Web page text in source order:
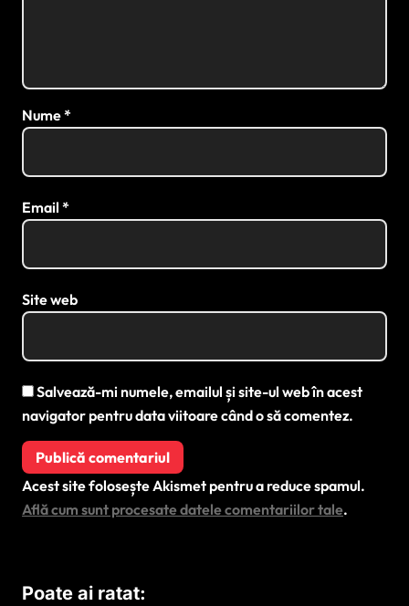
Nume*
Email *
Site web
Salvează-mi numele, emailul și site-ul web în acest
navigator pentru data viitoare când o să comentez.
Acest site folosește Akismet pentru a reduce spamul.
Află cum sunt procesate datele comentariilor tale.
Poate ai ratat: